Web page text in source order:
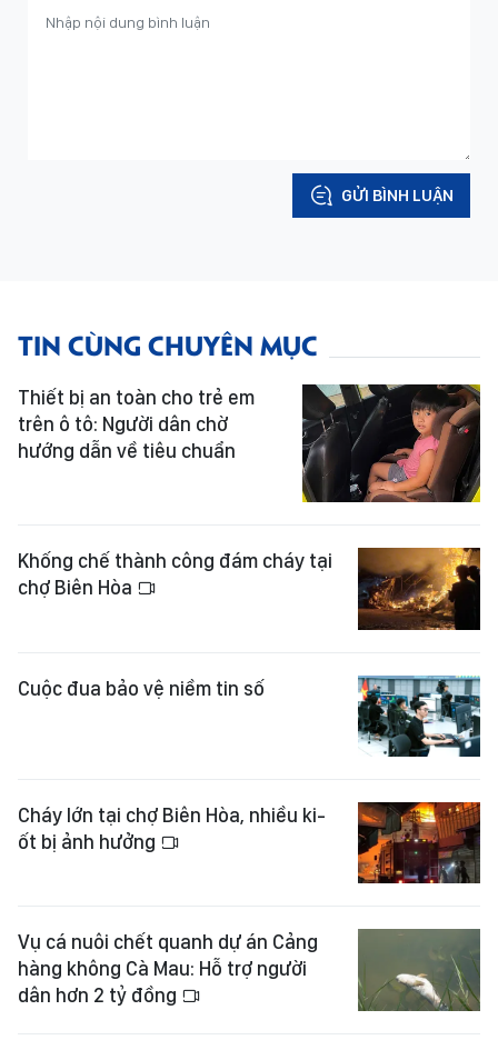
GỬI BÌNH LUẬN
TIN CÙNG CHUYÊN MỤC
Thiết bị an toàn cho trẻ em
trên ô tô: Người dân chờ
hướng dẫn về tiêu chuẩn
Khống chế thành công đám cháy tại
chợ Biên Hòa
Cuộc đua bảo vệ niềm tin số
Cháy lớn tại chợ Biên Hòa, nhiều ki-
ốt bị ảnh hưởng
Vụ cá nuôi chết quanh dự án Cảng
hàng không Cà Mau: Hỗ trợ người
dân hơn 2 tỷ đồng